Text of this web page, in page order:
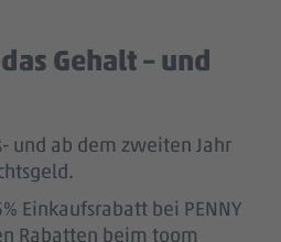
Gehalt – und
und ab dem zweiten Jahr
Einkaufsrabatt bei PENNY
Rabatten beim toom